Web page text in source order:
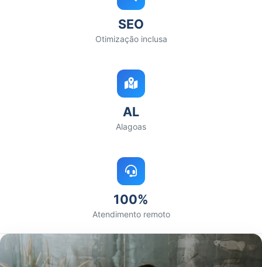
SEO
Otimização inclusa
AL
Alagoas
100%
Atendimento remoto